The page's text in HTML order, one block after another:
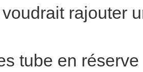
rajouter
tube en